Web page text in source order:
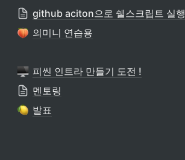
github aciton으로 쉘스크립트 실
의미니 연습용
피씬 인트라 만들기 도전 !
멘토링
발표